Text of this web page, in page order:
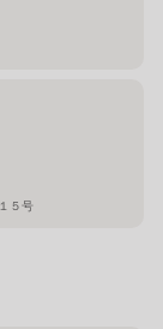
５号